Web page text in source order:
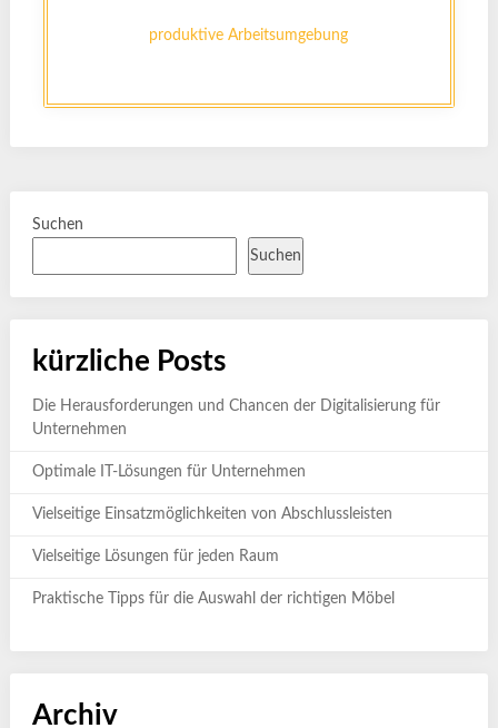
produktive Arbeitsumgebung
Suchen
Suchen
kürzliche Posts
Die Herausforderungen und Chancen der Digitalisierung für
Unternehmen
Optimale IT-Lösungen für Unternehmen
Vielseitige Einsatzmöglichkeiten von Abschlussleisten
Vielseitige Lösungen für jeden Raum
Praktische Tipps für die Auswahl der richtigen Möbel
Archiv